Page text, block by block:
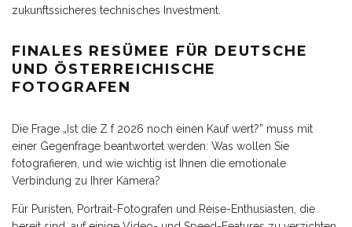
zukunftssicheres technisches Investment.
FINALES RESÜMEE FÜR DEUTSCHE
UND ÖSTERREICHISCHE
FOTOGRAFEN
Die Frage „Ist die Z f 2026 noch einen Kauf wert?” muss mit
einer Gegenfrage beantwortet werden: Was wollen Sie
fotografieren, und wie wichtig ist Ihnen die emotionale
Verbindung zu Ihrer Kamera?
Für Puristen, Portrait-Fotografen und Reise-Enthusiasten, die